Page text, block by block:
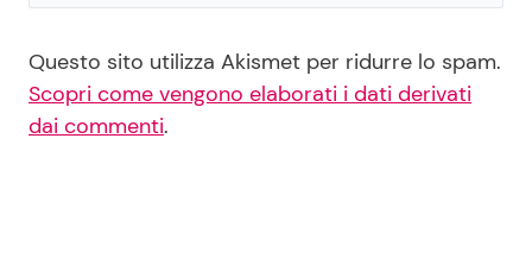
Questo sito utilizza Akismet per ridurre lo spam.
Scopri come vengono elaborati i dati derivati
dai commenti.